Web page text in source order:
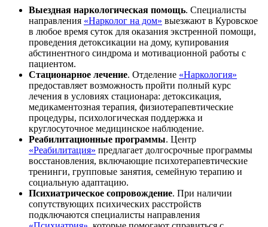
Выездная наркологическая помощь. Специалисты
направления «Нарколог на дом» выезжают в Куровское
в любое время суток для оказания экстренной помощи,
проведения детоксикации на дому, купирования
абстинентного синдрома и мотивационной работы с
пациентом.
Стационарное лечение. Отделение «Наркология»
предоставляет возможность пройти полный курс
лечения в условиях стационара: детоксикация,
медикаментозная терапия, физиотерапевтические
процедуры, психологическая поддержка и
круглосуточное медицинское наблюдение.
Реабилитационные программы. Центр
«Реабилитация» предлагает долгосрочные программы
восстановления, включающие психотерапевтические
тренинги, групповые занятия, семейную терапию и
социальную адаптацию.
Психиатрическое сопровождение. При наличии
сопутствующих психических расстройств
подключаются специалисты направления